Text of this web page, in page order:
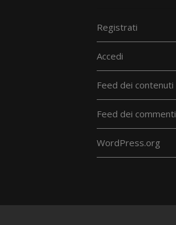
Registrati
Accedi
Feed dei contenuti
Feed dei commenti
WordPress.org